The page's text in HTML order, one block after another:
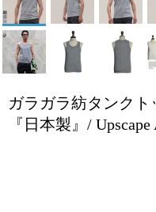
ガラガラ紡タンクト
『日本製』/ Upscape